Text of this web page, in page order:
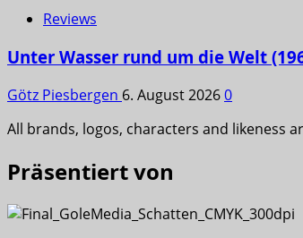
Reviews
Unter Wasser rund um die Welt
Götz Piesbergen 6. August 20260
All brands, logos, characters and likeness
Präsentiert von